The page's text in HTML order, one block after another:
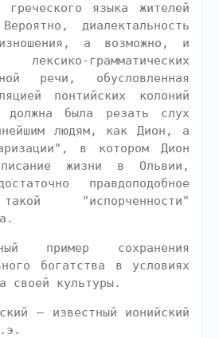
греческого языка жителей
диалектальность
а возможно, и
грамматических
речи, обусловленная
понтийских колоний
должна была резать слух
людям, как Дион, а
в котором Дион
жизни в Ольвии,
правдоподобное
"испорченности"
пример сохранения
богатства в условиях
своей культуры.
— известный ионийский